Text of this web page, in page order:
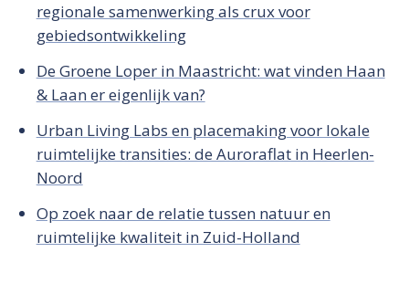
regionale samenwerking als crux voor
gebiedsontwikkeling
De Groene Loper in Maastricht: wat vinden Haan
& Laan er eigenlijk van?
Urban Living Labs en placemaking voor lokale
ruimtelijke transities: de Auroraflat in Heerlen-
Noord
Op zoek naar de relatie tussen natuur en
ruimtelijke kwaliteit in Zuid-Holland